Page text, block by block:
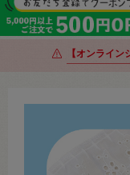
【オンライ